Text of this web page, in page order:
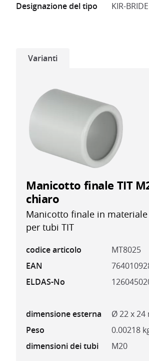
Designazione del tipo KIR-BRIDE
Varianti
Manicotto finale TIT
chiaro
Manicotto finale in
per tubi TIT
codice articolo
MT8025
EAN
ELDAS-No
dimensione esterna
Ø 22 x 24
Peso
0.00218
dimensioni dei tubi
M20